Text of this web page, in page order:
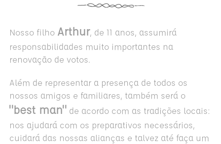
Nosso filho Arthur, de 11 anos, assumirá
responsabilidades muito importantes na
renovação de votos.
Além de representar a presença de todos os
nossos amigos e familiares, também será o
"best man" de acordo com as tradições locais:
nos ajudará com os preparativos necessários,
cuidará das nossas alianças e talvez até faça um